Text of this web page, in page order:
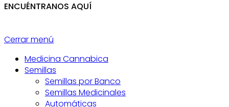
ENCUÉNTRANOS AQUÍ
Cerrar menú
Medicina Cannabica
Semillas
Semillas por Banco
Semillas Medicinales
Automáticas